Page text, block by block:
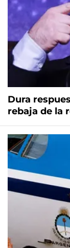
Dura
rebaja de la